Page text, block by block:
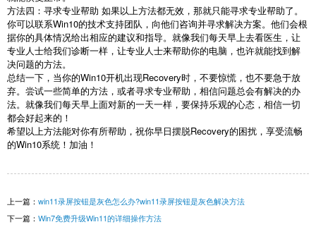
方法四：寻求专业帮助 如果以上方法都无效，那就只能寻求专业帮助了。
你可以联系Win10的技术支持团队，向他们咨询并寻求解决方案。他们会根
据你的具体情况给出相应的建议和指导。就像我们每天早上去看医生，让
专业人士给我们诊断一样，让专业人士来帮助你的电脑，也许就能找到解
决问题的方法。
总结一下，当你的Win10开机出现Recovery时，不要惊慌，也不要急于放
弃。尝试一些简单的方法，或者寻求专业帮助，相信问题总会有解决的办
法。就像我们每天早上面对新的一天一样，要保持乐观的心态，相信一切
都会好起来的！
希望以上方法能对你有所帮助，祝你早日摆脱Recovery的困扰，享受流畅
的Win10系统！加油！
上一篇： win11录屏按钮是灰色怎么办?win11录屏按钮是灰色解决方法
下一篇： Win7免费升级Win11的详细操作方法